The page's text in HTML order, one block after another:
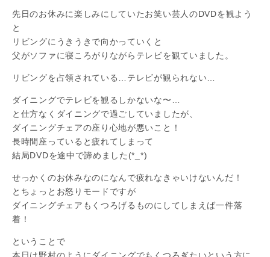
先日のお休みに楽しみにしていたお笑い芸人のDVDを観よう
と
リビングにうきうきで向かっていくと
父がソファに寝ころがりながらテレビを観ていました。
リビングを占領されている…テレビが観られない…
ダイニングでテレビを観るしかないな〜…
と仕方なくダイニングで過ごしていましたが、
ダイニングチェアの座り心地が悪いこと！
長時間座っていると疲れてしまって
結局DVDを途中で諦めました(*_*)
せっかくのお休みなのになんで疲れなきゃいけないんだ！
とちょっとお怒りモードですが
ダイニングチェアもくつろげるものにしてしまえば一件落
着！
ということで